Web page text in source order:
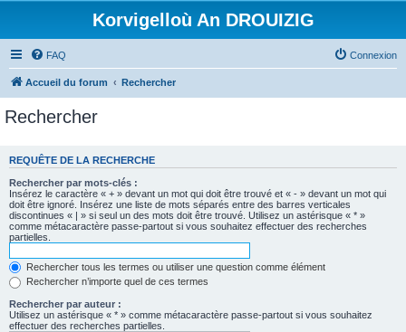
Korvigelloù An DROUIZIG
FAQ Connexion
Accueil du forum Rechercher
Rechercher
REQUÊTE DE LA RECHERCHE
Rechercher par mots-clés :
Insérez le caractère « + » devant un mot qui doit être trouvé et « - » devant un mot qui
doit être ignoré. Insérez une liste de mots séparés entre des barres verticales
discontinues « | » si seul un des mots doit être trouvé. Utilisez un astérisque « * »
comme métacaractère passe-partout si vous souhaitez effectuer des recherches
partielles.
Rechercher tous les termes ou utiliser une question comme élément
Rechercher n’importe quel de ces termes
Rechercher par auteur :
Utilisez un astérisque « * » comme métacaractère passe-partout si vous souhaitez
effectuer des recherches partielles.